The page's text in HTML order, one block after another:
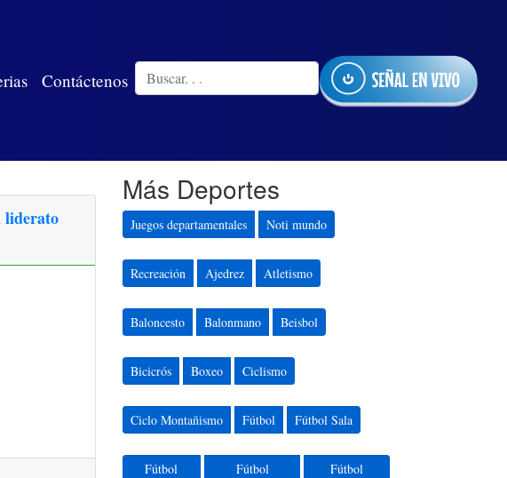
Contáctenos
liderato
Más Deportes
Juegos departamentales Noti mundo
Recreación Ajedrez Atletismo
Baloncesto Balonmano Beisbol
Bicicrós Boxeo Ciclismo
Ciclo Montañismo Fútbol Fútbol Sala
Fútbol
Fútbol
Fútbol